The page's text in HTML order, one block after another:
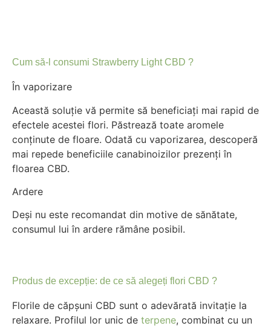
Cum să-l consumi Strawberry Light CBD ?
În vaporizare
Această soluție vă permite să beneficiați mai rapid de
efectele acestei flori. Păstrează toate aromele
conținute de floare. Odată cu vaporizarea, descoperă
mai repede beneficiile canabinoizilor prezenți în
floarea CBD.
Ardere
Deși nu este recomandat din motive de sănătate,
consumul lui în ardere rămâne posibil.
Produs de excepție: de ce să alegeți flori CBD ?
Florile de căpșuni CBD sunt o adevărată invitație la
relaxare. Profilul lor unic de terpene, combinat cu un